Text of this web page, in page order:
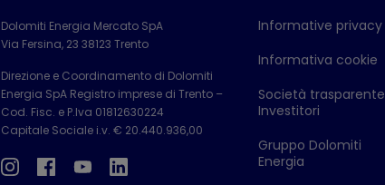
Dolomiti Energia Mercato SpA
Via Fersina, 23 38123 Trento
Direzione e Coordinamento di Dolomiti
Energia SpA Registro imprese di Trento –
Cod. Fisc. e P.Iva 01812630224
Capitale Sociale i.v. € 20.440.936,00
Informative privacy
Informativa cookie
Società trasparente
Investitori
Gruppo Dolomiti
Energia